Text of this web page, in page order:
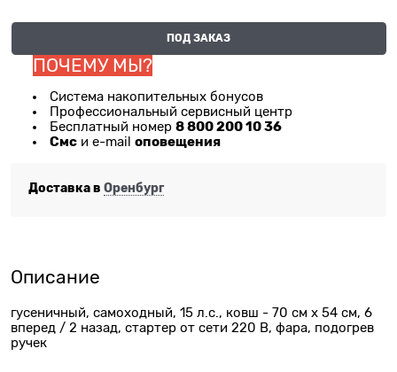
ПОД ЗАКАЗ
ПОЧЕМУ МЫ?
Система накопительных бонусов
Профессиональный сервисный центр
Бесплатный номер 8 800 200 10 36
Смс и e-mail оповещения
Доставка в Оренбург
Описание
гусеничный, самоходный, 15 л.с., ковш - 70 см x 54 см, 6
вперед / 2 назад, стартер от сети 220 В, фара, подогрев
ручек